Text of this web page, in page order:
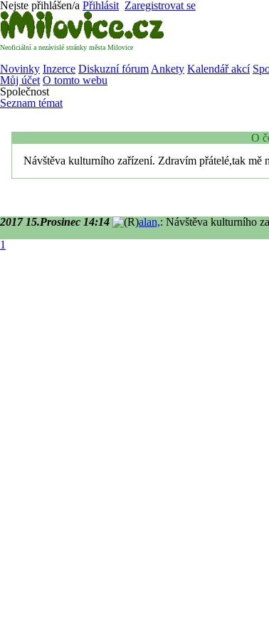
Nejste přihlášen/a Přihlásit Zaregistrovat se
Neoficiální a nezávislé stránky města Milovice
Novinky Inzerce Diskuzní fórum Ankety Kalendář akcí
Můj účet O tomto webu
Společnost
Seznam témat
O
Návštěva kulturního zařízení. Zdravím přátelé,tak mě
2017 15.Prosinec 14:14
alan,: Návštěva kulturního
1